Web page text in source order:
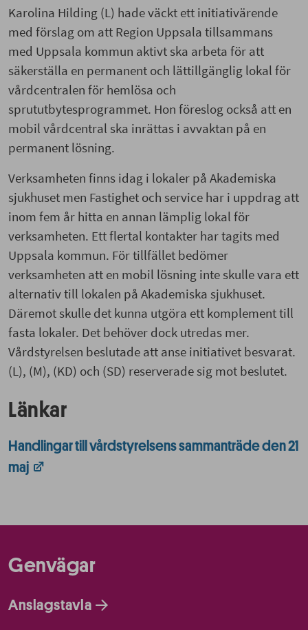
Karolina Hilding (L) hade väckt ett initiativärende
med förslag om att Region Uppsala tillsammans
med Uppsala kommun aktivt ska arbeta för att
säkerställa en permanent och lättillgänglig lokal för
vårdcentralen för hemlösa och
sprututbytesprogrammet. Hon föreslog också att en
mobil vårdcentral ska inrättas i avvaktan på en
permanent lösning.
Verksamheten finns idag i lokaler på Akademiska
sjukhuset men Fastighet och service har i uppdrag att
inom fem år hitta en annan lämplig lokal för
verksamheten. Ett flertal kontakter har tagits med
Uppsala kommun. För tillfället bedömer
verksamheten att en mobil lösning inte skulle vara ett
alternativ till lokalen på Akademiska sjukhuset.
Däremot skulle det kunna utgöra ett komplement till
fasta lokaler. Det behöver dock utredas mer.
Vårdstyrelsen beslutade att anse initiativet besvarat.
(L), (M), (KD) och (SD) reserverade sig mot beslutet.
Länkar
Handlingar till vårdstyrelsens sammanträde den 21
maj
Genvägar
Anslagstavla